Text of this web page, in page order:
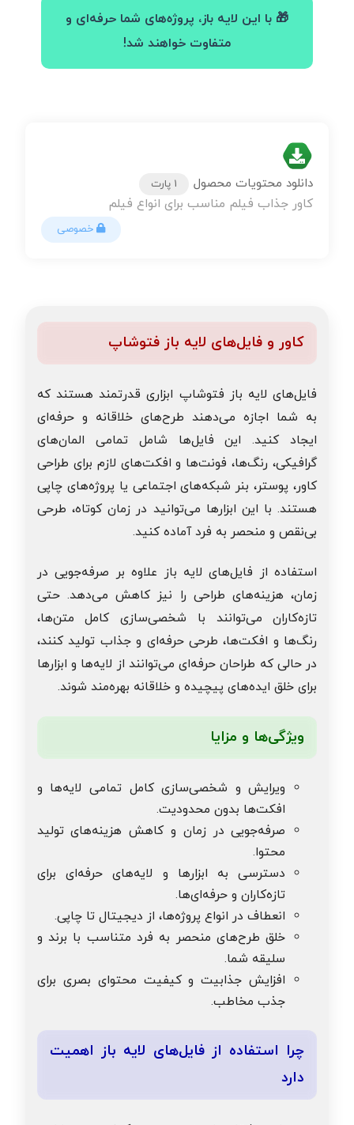
🎁 با این لایه باز، پروژه‌های شما حرفه‌ای و
متفاوت خواهند شد!
دانلود محتویات محصول 1 پارت
کاور جذاب فیلم مناسب برای انواع فیلم
خصوصی
کاور و فایل‌های لایه باز فتوشاپ
فایل‌های لایه باز فتوشاپ ابزاری قدرتمند هستند که
به شما اجازه می‌دهند طرح‌های خلاقانه و حرفه‌ای
ایجاد کنید. این فایل‌ها شامل تمامی المان‌های
گرافیکی، رنگ‌ها، فونت‌ها و افکت‌های لازم برای طراحی
کاور، پوستر، بنر شبکه‌های اجتماعی یا پروژه‌های چاپی
هستند. با این ابزارها می‌توانید در زمان کوتاه، طرحی
بی‌نقص و منحصر به فرد آماده کنید.
استفاده از فایل‌های لایه باز علاوه بر صرفه‌جویی در
زمان، هزینه‌های طراحی را نیز کاهش می‌دهد. حتی
تازه‌کاران می‌توانند با شخصی‌سازی کامل متن‌ها،
رنگ‌ها و افکت‌ها، طرحی حرفه‌ای و جذاب تولید کنند،
در حالی که طراحان حرفه‌ای می‌توانند از لایه‌ها و ابزارها
برای خلق ایده‌های پیچیده و خلاقانه بهره‌مند شوند.
ویژگی‌ها و مزایا
ویرایش و شخصی‌سازی کامل تمامی لایه‌ها و
افکت‌ها بدون محدودیت.
صرفه‌جویی در زمان و کاهش هزینه‌های تولید
محتوا.
دسترسی به ابزارها و لایه‌های حرفه‌ای برای
تازه‌کاران و حرفه‌ای‌ها.
انعطاف در انواع پروژه‌ها، از دیجیتال تا چاپی.
خلق طرح‌های منحصر به فرد متناسب با برند و
سلیقه شما.
افزایش جذابیت و کیفیت محتوای بصری برای
جذب مخاطب.
چرا استفاده از فایل‌های لایه باز اهمیت
دارد